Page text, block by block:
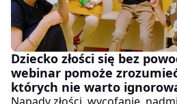
Dziecko złości się bez
webinar pomoże
których nie warto